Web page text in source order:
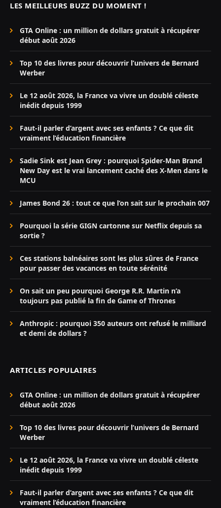
LES MEILLEURS BUZZ DU MOMENT !
GTA Online : un million de dollars gratuit à récupérer
début août 2026
Top 10 des livres pour découvrir l’univers de Bernard
Werber
Le 12 août 2026, la France va vivre un doublé céleste
inédit depuis 1999
Faut-il parler d’argent avec ses enfants ? Ce que dit
vraiment l’éducation financière
Sadie Sink est Jean Grey : pourquoi Spider-Man Brand
New Day est le vrai lancement caché des X-Men dans le
MCU
James Bond 26 : tout ce que l’on sait sur le prochain 007
Pourquoi la série GIGN cartonne sur Netflix depuis sa
sortie ?
Ces stations balnéaires sont les plus sûres de France
pour passer des vacances en toute sérénité
On sait un peu pourquoi George R.R. Martin n’a
toujours pas publié la fin de Game of Thrones
Anthropic : pourquoi 350 auteurs ont refusé le milliard
et demi de dollars ?
ARTICLES POPULAIRES
GTA Online : un million de dollars gratuit à récupérer
début août 2026
Top 10 des livres pour découvrir l’univers de Bernard
Werber
Le 12 août 2026, la France va vivre un doublé céleste
inédit depuis 1999
Faut-il parler d’argent avec ses enfants ? Ce que dit
vraiment l’éducation financière